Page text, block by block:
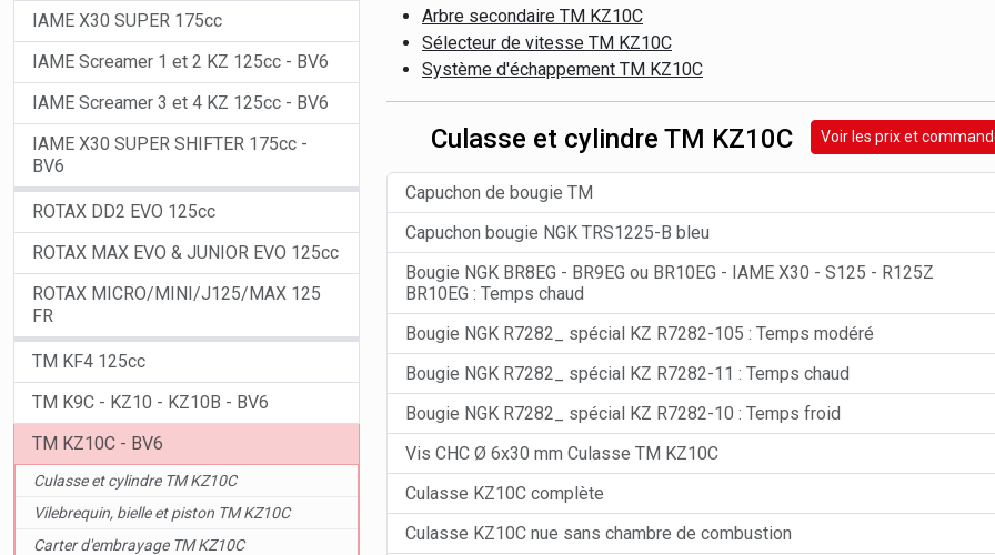
Arbre secondaire TM KZ10C
Sélecteur de vitesse TM KZ10C
Système d'échappement TM KZ10C
Culasse et cylindre TM KZ10C Voir les prix et
Capuchon de bougie TM
Capuchon bougie NGK TRS1225-B bleu
Bougie NGK BR8EG - BR9EG ou BR10EG - IAME X30 - S125 - R125Z
BR10EG : Temps chaud
Bougie NGK R7282_ spécial KZ R7282-105 : Temps modéré
Bougie NGK R7282_ spécial KZ R7282-11 : Temps chaud
Bougie NGK R7282_ spécial KZ R7282-10 : Temps froid
Vis CHC Ø 6x30 mm Culasse TM KZ10C
Culasse KZ10C complète
Culasse KZ10C nue sans chambre de combustion
IAME X30 SUPER 175cc
IAME Screamer 1 et 2 KZ 125cc - BV6
IAME Screamer 3 et 4 KZ 125cc - BV6
IAME X30 SUPER SHIFTER 175cc -
BV6
ROTAX DD2 EVO 125cc
ROTAX MAX EVO & JUNIOR EVO 125cc
ROTAX MICRO/MINI/J125/MAX 125
FR
TM KF4 125cc
TM K9C - KZ10 - KZ10B - BV6
TM KZ10C - BV6
Culasse et cylindre TM KZ10C
Vilebrequin, bielle et piston TM KZ10C
Carter d'embrayage TM KZ10C